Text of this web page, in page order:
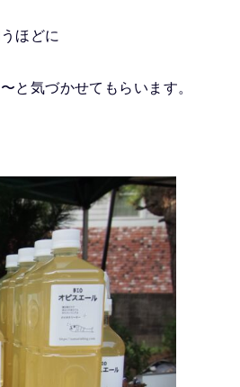
ほどに
と気づかせてもらいます。